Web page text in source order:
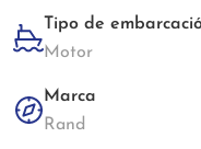
Tipo de
Motor
Marca
Rand